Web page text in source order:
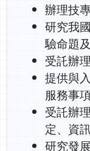
辦理技
研究我
驗命題
受託辦
提供與
服務事項
受託辦
定、資
研究發